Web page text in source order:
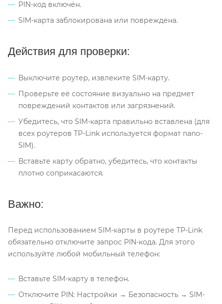
PIN-код включён.
SIM-карта заблокирована или повреждена.
Действия для проверки:
Выключите роутер, извлеките SIM-карту.
Проверьте её состояние визуально на предмет
повреждений контактов или загрязнений.
Убедитесь, что SIM-карта правильно вставлена (для
всех роутеров TP-Link используется формат nano-
SIM).
Вставьте карту обратно, убедитесь, что контакты
плотно соприкасаются.
Важно:
Перед использованием SIM-карты в роутере TP-Link
обязательно отключите запрос PIN-кода. Для этого
используйте любой мобильный телефон:
Вставьте SIM-карту в телефон.
Отключите PIN: Настройки → Безопасность → SIM-